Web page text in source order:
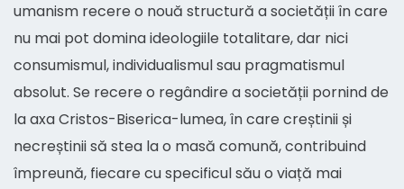
umanism recere o nouă structură a societății în care
nu mai pot domina ideologiile totalitare, dar nici
consumismul, individualismul sau pragmatismul
absolut. Se recere o regândire a societății pornind de
la axa Cristos-Biserica-lumea, în care creștinii și
necreștinii să stea la o masă comună, contribuind
împreună, fiecare cu specificul său o viață mai